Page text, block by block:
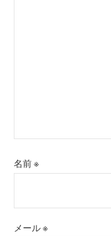
名前※
メール※